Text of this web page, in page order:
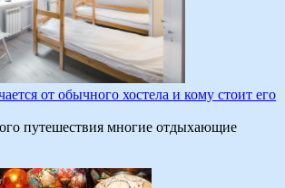
от обычного хостела и кому стоит его
путешествия многие отдыхающие